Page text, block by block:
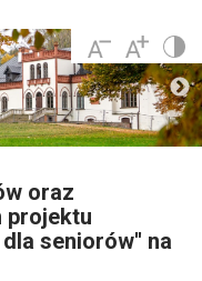
oraz
projektu
seniorów'' na